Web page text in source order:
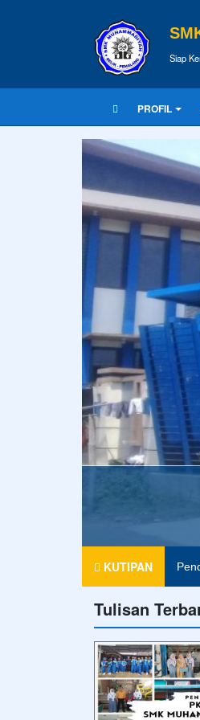
Siap
PROFIL
Tulisan
Foto Terbaru
Apel Pagi
Merupakan